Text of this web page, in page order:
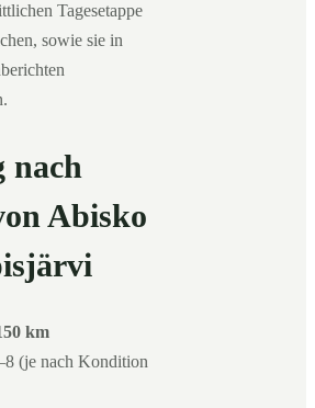
Tagesetappe
sowie sie in
nach
Abisko
km
(je nach Kondition